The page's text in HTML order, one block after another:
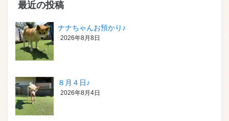
最近の投稿
ナナちゃんお預かり♪
2026年8月8日
８月４日♪
2026年8月4日